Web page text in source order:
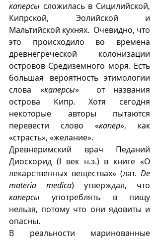
каперсы сложилась в Сицилийской,
Кипрской, Эолийской и
Мальтийской кухнях.  Очевидно, что
это происходило во времена
древнегреческой колонизации
островов Средиземного моря. Есть
большая вероятность этимологии
слова «каперсы»  от названия
острова Кипр. Хотя сегодня
некоторые авторы пытаются
перевести слово «капер», как
«страсть», «желание».
Древнеримский врач Педаний
Диоскорид (I век н.э.) в книге «О
лекарственных веществах» (лат. De
materia medica
каперсы употреблять в пищу
нельзя, потому что они ядовиты и
опасны.